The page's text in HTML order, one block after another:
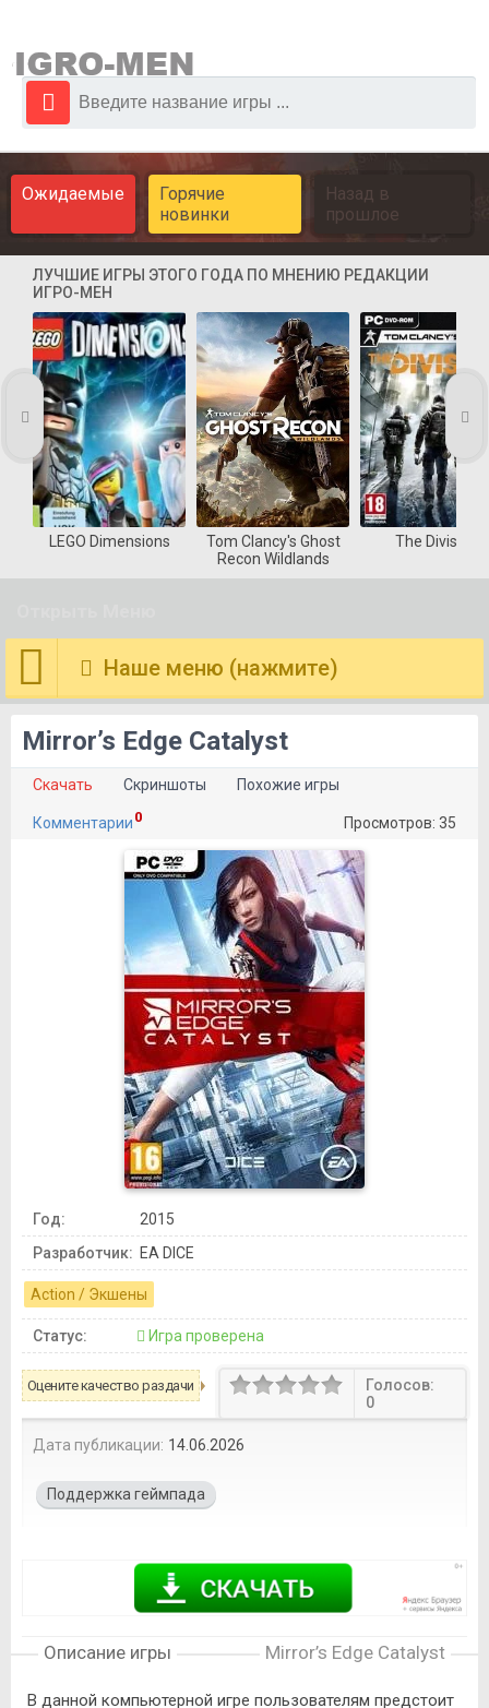
Ожидаемые
Горячие
новинки
Назад в
прошлое
ЛУЧШИЕ ИГРЫ ЭТОГО ГОДА ПО МНЕНИЮ РЕДАКЦИИ
ИГРО-МЕН
LEGO Dimensions
Tom Clancy's Ghost
Recon Wildlands
The Division
Наше меню (нажмите)
Mirror’s Edge Catalyst
Скачать Скриншоты Похожие игры
Комментарии 0 Просмотров: 35
Год:
2015
Разработчик: EA DICE
Action / Экшены
Статус: Игра проверена
Оцените качество раздачи
Голосов:
0
Дата публикации: 14.06.2026
Поддержка геймпада
Описание игры Mirror’s Edge Catalyst
В данной компьютерной игре пользователям предстоит